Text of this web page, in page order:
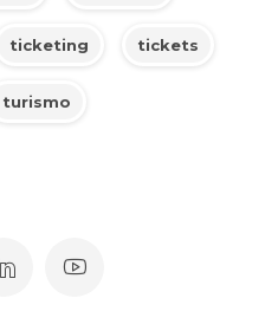
ticketing tickets
turismo